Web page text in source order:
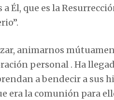
Él, que es la
animarnos
personal . Ha
a bendecir a sus
era la comunión para